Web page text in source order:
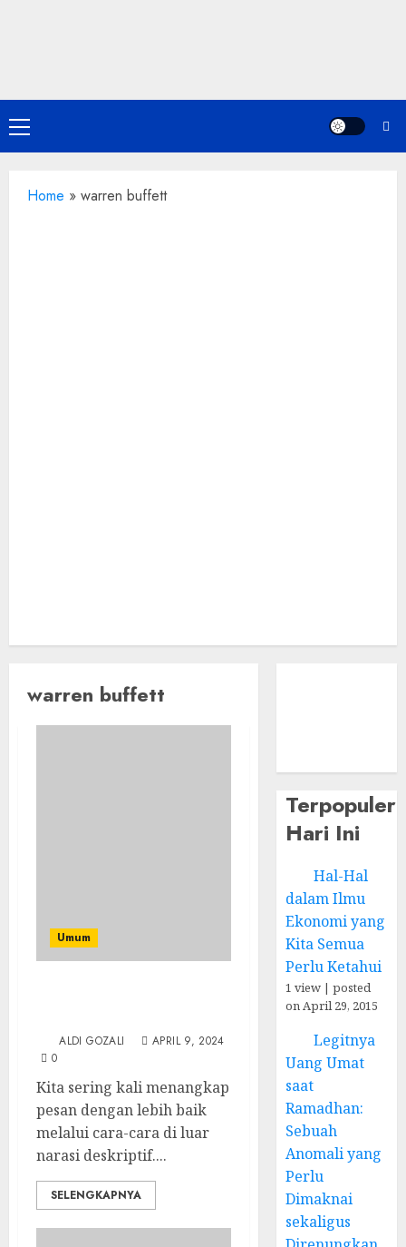
Primary
Menu
Home » warren buffett
warren buffett
Umum
ALDI GOZALI
APRIL 9, 2024
0
Kita sering kali menangkap
pesan dengan lebih baik
melalui cara-cara di luar
narasi deskriptif....
SELENGKAPNYA
Terpopuler
Hari Ini
Hal-Hal
dalam Ilmu
Ekonomi yang
Kita Semua
Perlu Ketahui
1 view |posted
on April 29, 2015
Legitnya
Uang Umat
saat
Ramadhan:
Sebuah
Anomali yang
Perlu
Dimaknai
sekaligus